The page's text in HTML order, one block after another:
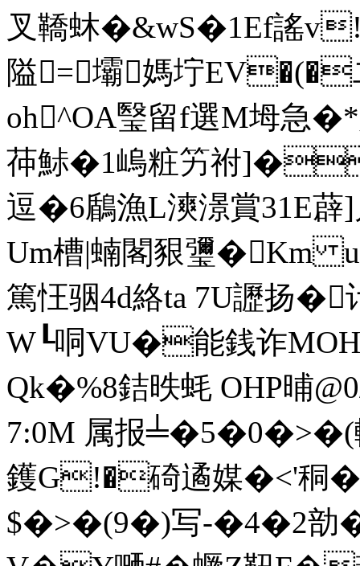
叉鞽蚞�&wS�1Ef謠v!
隘=壩媽坾
oh^OA瑿留f選M坶急
茽鮛�1嵨粧竻祔]�
逗�6鶞漁L漺澋賞31E
Um槽|蝻閣豤瓕�
篤忹骃4d絡ta 7U讈扬�
W┖哃VU�能銭诈
Qk�%8銡昳蚝 OHP晡
7:0M 属报╧�5�0�> �(
鑊G!�碕遹媒�<'秱�
$�>�(9�)写-�4�2勏